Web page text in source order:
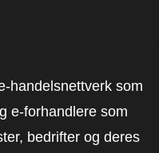
handelsnettverk som
e-forhandlere som
bedrifter og deres